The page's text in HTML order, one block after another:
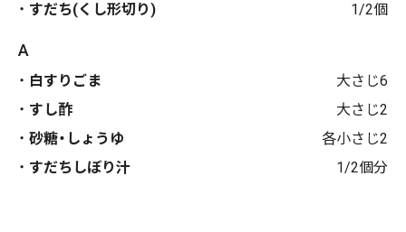
すだち(くし形切り)
1/2個
A
白すりごま
大さじ6
すし酢
大さじ2
砂糖・しょうゆ
各小さじ2
すだちしぼり汁
1/2個分